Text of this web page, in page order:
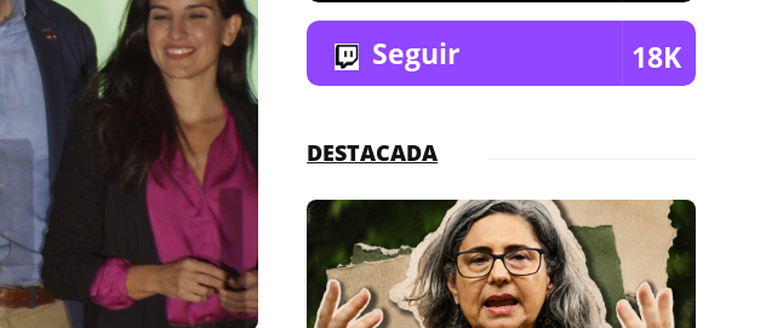
Seguir 18K
DESTACADA